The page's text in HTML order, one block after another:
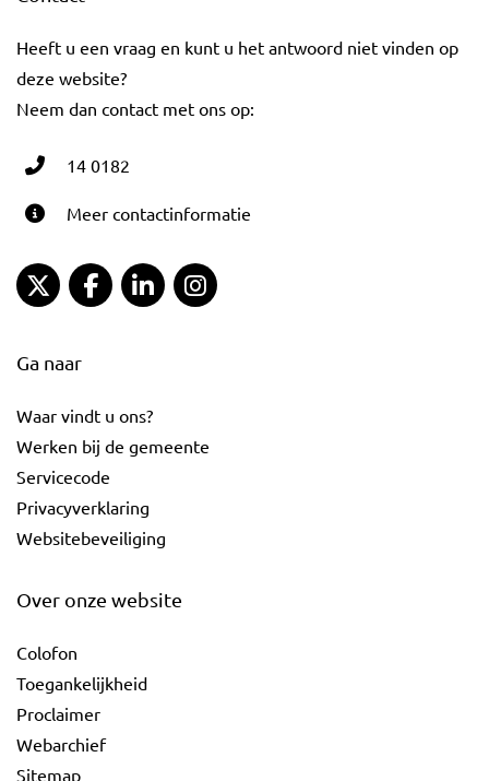
Heeft u een vraag en kunt u het antwoord niet vinden op
deze website?
Neem dan contact met ons op:
14 0182
Meer contactinformatie
Gemeente Gouda Twitter
Gemeente Gouda Facebook
Gemeente Gouda LinkedIn
Ga naar
Waar vindt u ons?
Werken bij de gemeente
Servicecode
Privacyverklaring
Websitebeveiliging
Over onze website
Colofon
Toegankelijkheid
Proclaimer
Webarchief
Sitemap